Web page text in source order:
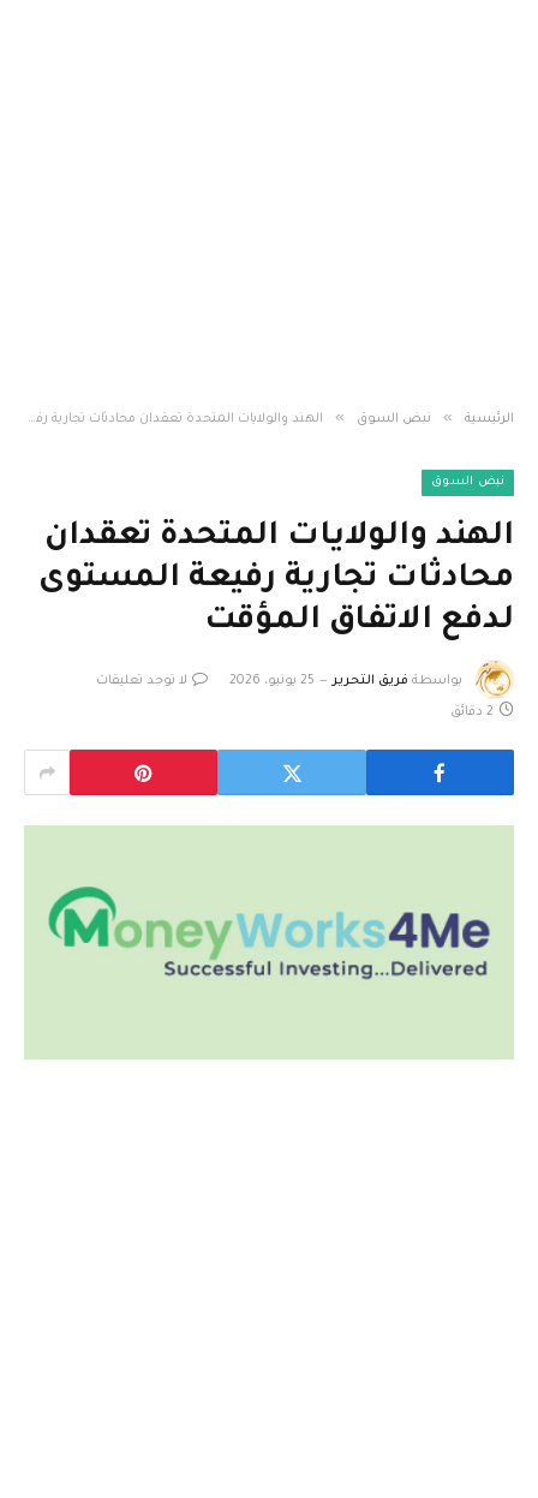
الرئيسية » نبض السوق » الهند والولايات المتحدة تعقدان محادثات تجارية رفيعة المستوى لدفع الاتفاق المؤقت
نبض السوق
الهند والولايات المتحدة تعقدان
محادثات تجارية رفيعة المستوى
لدفع الاتفاق المؤقت
بواسطة فريق التحرير 25 يونيو، 2026 لا توجد تعليقات
2 دقائق